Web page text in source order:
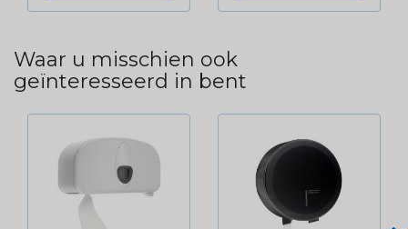
Waar u misschien ook
geïnteresseerd in bent